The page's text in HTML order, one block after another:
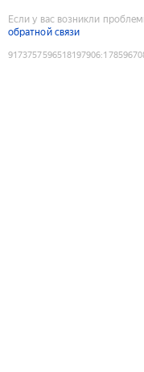
Если у вас возникли
обратной связи
9173757596518197906: